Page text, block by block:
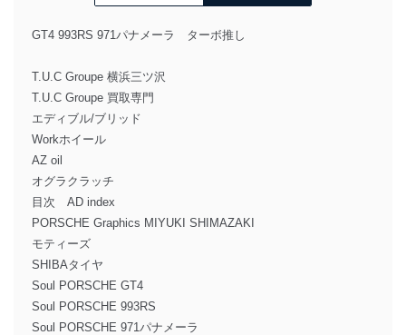
GT4 993RS 971パナメーラ ターボ推し
T.U.C Groupe 横浜三ツ沢
T.U.C Groupe 買取専門
エディブル/ブリッド
Workホイール
AZ oil
オグラクラッチ
目次 AD index
PORSCHE Graphics MIYUKI SHIMAZAKI
モティーズ
SHIBAタイヤ
Soul PORSCHE GT4
Soul PORSCHE 993RS
Soul PORSCHE 971パナメーラ